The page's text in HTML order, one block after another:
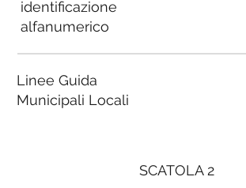
SCATOLA 2
identificazione
alfanumerico
Linee Guida
Municipali Locali